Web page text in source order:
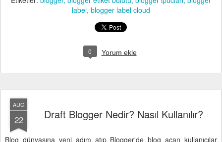
label blogger label cloud
0 Yorum ekle
AUG
22 Draft Blogger Nedir? Nasıl Kullanılır?
Blog dünyasına yeni adım atıp Blogger'de blog açan kullanıcılar